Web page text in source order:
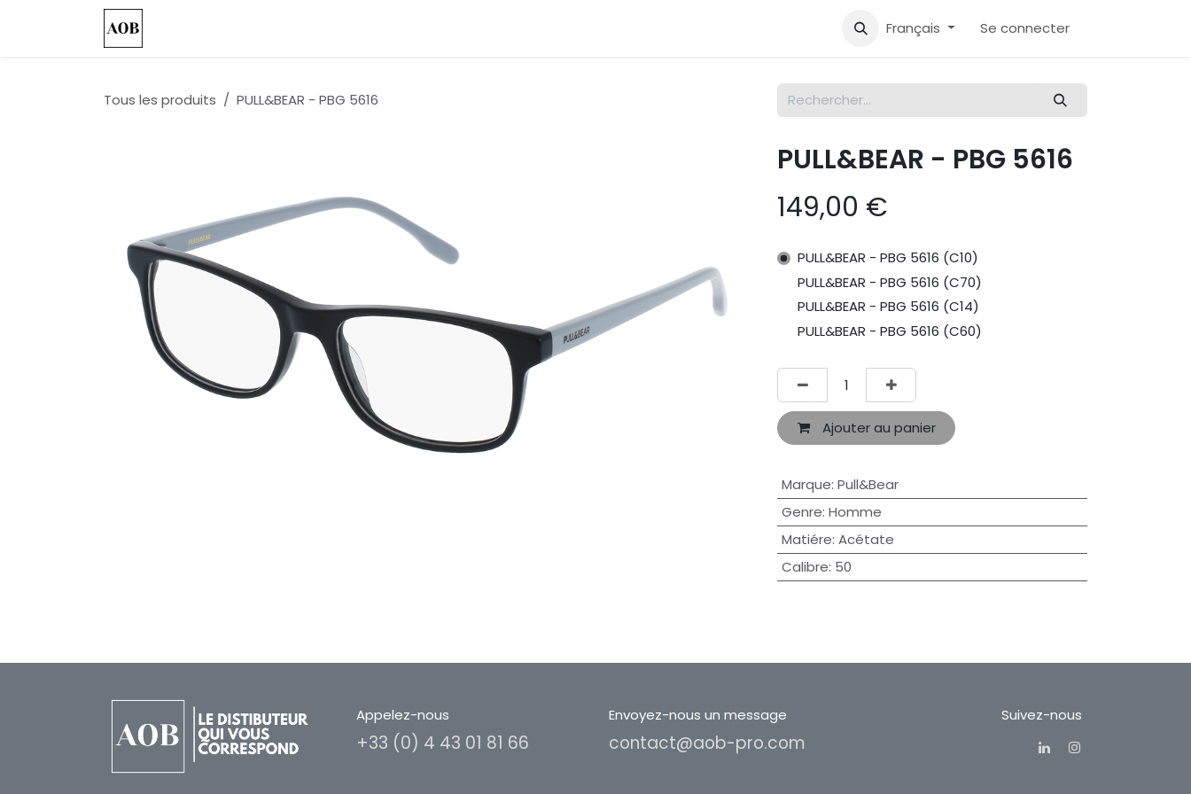
Se rendre au contenu
Français Se connecter
Tous les produits PULL&BEAR - PBG 5616
PULL&BEAR - PBG 5616
149,00 €
PULL&BEAR - PBG 5616 (C10)
PULL&BEAR - PBG 5616 (C70)
PULL&BEAR - PBG 5616 (C14)
PULL&BEAR - PBG 5616 (C60)
Ajouter au panier
Marque: Pull&Bear
Genre: Homme
Matiére: Acétate
Calibre: 50
Appelez-nous
+33 (0) 4 43 01 81 66
Envoyez-nous un message
contact@aob-pro.com
Suivez-nous